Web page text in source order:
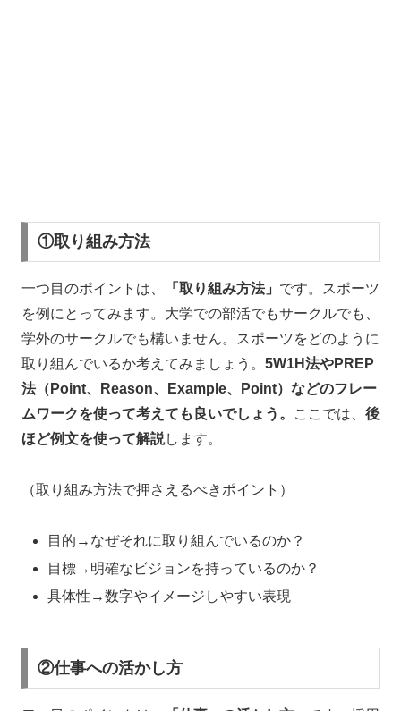
①取り組み方法
一つ目のポイントは、 「取り組み方法」 です。スポーツ
を例にとってみます。大学での部活でもサークルでも、
学外のサークルでも構いません。スポーツをどのように
取り組んでいるか考えてみましょう。 5W1H法やPREP
法（Point、Reason、Example、Point）などのフレー
ムワークを使って考えても良いでしょう。
ここでは、 後
ほど例文を使って解説します。
（取り組み方法で押さえるべきポイント）
目的→なぜそれに取り組んでいるのか？
目標→明確なビジョンを持っているのか？
具体性→数字やイメージしやすい表現
②仕事への活かし方